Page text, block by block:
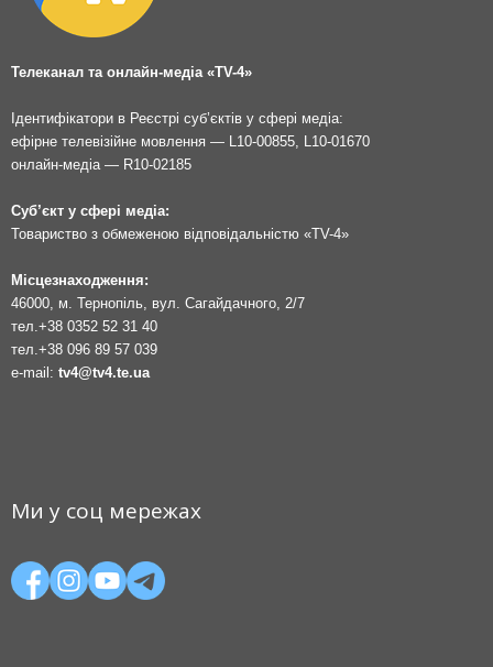
Телеканал та онлайн-медіа «TV-4»
Ідентифікатори в Реєстрі суб’єктів у сфері медіа:
ефірне телевізійне мовлення — L10-00855, L10-01670
онлайн-медіа — R10-02185
Суб’єкт у сфері медіа:
Товариство з обмеженою відповідальністю «TV-4»
Місцезнаходження:
46000, м. Тернопіль, вул. Сагайдачного, 2/7
тел. +38 0352 52 31 40
тел. +38 096 89 57 039
e-mail: tv4@tv4.te.ua
Ми у соц мережах